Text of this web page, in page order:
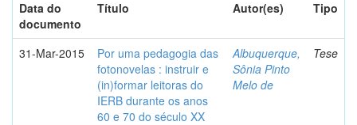
Data do
documento
Título Autor(es) Tipo
31-Mar-2015
Por uma pedagogia das
fotonovelas : instruir e
(in)formar leitoras do
IERB durante os anos
60 e 70 do século XX
Albuquerque,
Sônia Pinto
Melo de
Tese